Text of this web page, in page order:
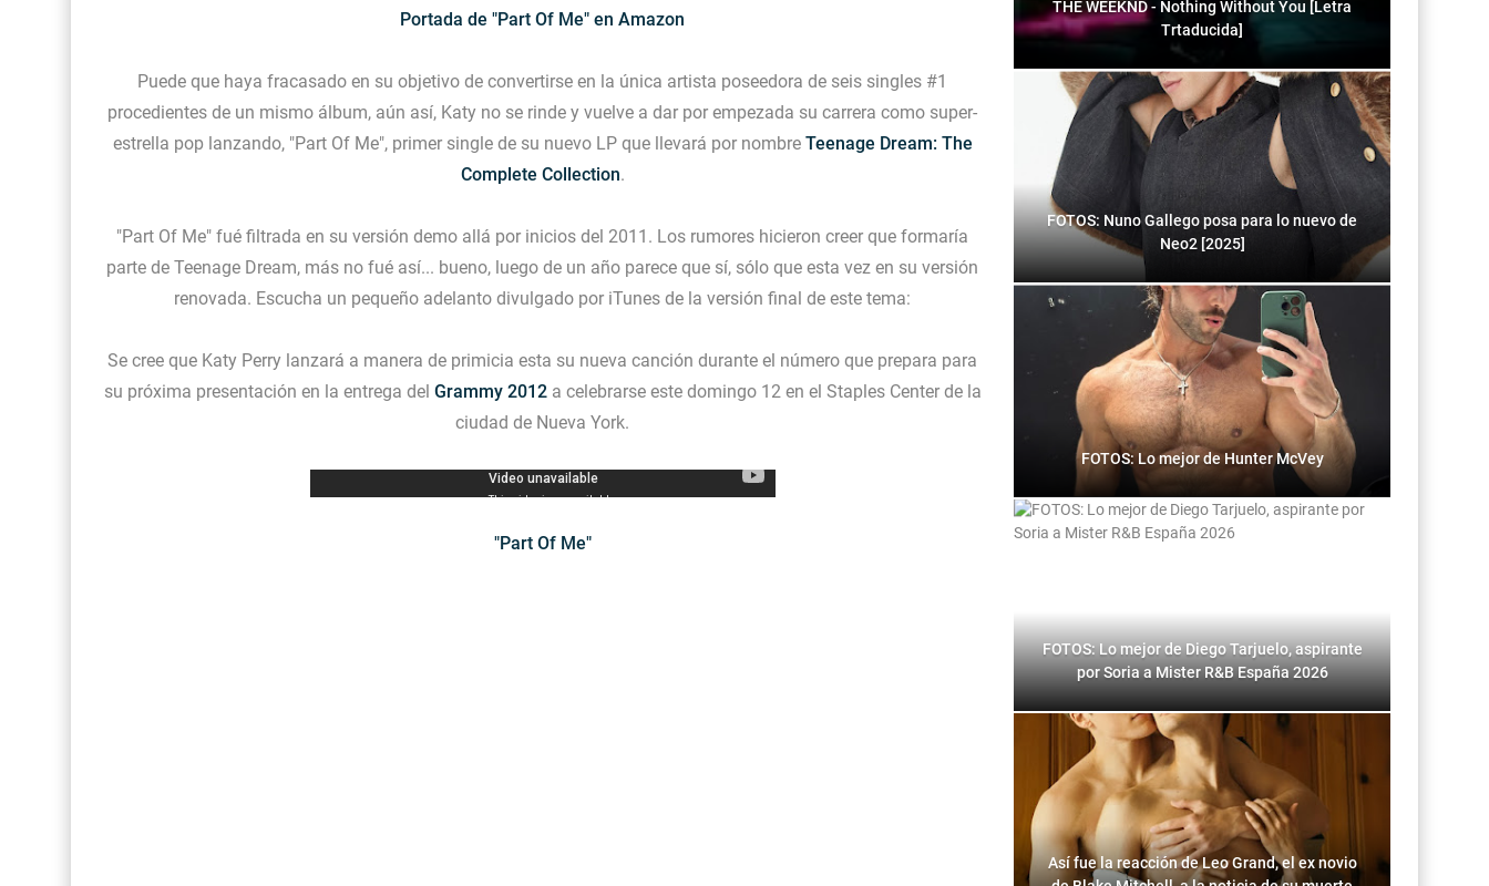
Portada de "Part Of Me" en Amazon
Puede que haya fracasado en su objetivo de convertirse en la única artista poseedora de seis singles #1
procedientes de un mismo álbum, aún así, Katy no se rinde y vuelve a dar por empezada su carrera como super-
estrella pop lanzando, "Part Of Me", primer single de su nuevo LP que llevará por nombre Teenage Dream: The
Complete Collection.
"Part Of Me" fué filtrada en su versión demo allá por inicios del 2011. Los rumores hicieron creer que formaría
parte de Teenage Dream, más no fué así... bueno, luego de un año parece que sí, sólo que esta vez en su versión
renovada. Escucha un pequeño adelanto divulgado por iTunes de la versión final de este tema:
Se cree que Katy Perry lanzará a manera de primicia esta su nueva canción durante el número que prepara para
su próxima presentación en la entrega del Grammy 2012a celebrarse este domingo 12 en el Staples Center de la
ciudad de Nueva York.
"Part Of Me"
THE WEEKND - Nothing Without You [Letra
Trtaducida]
FOTOS: Nuno Gallego posa para lo nuevo de
Neo2 [2025]
FOTOS: Lo mejor de Hunter McVey
FOTOS: Lo mejor de Diego Tarjuelo, aspirante
por Soria a Mister R&B España 2026
Así fue la reacción de Leo Grand, el ex novio